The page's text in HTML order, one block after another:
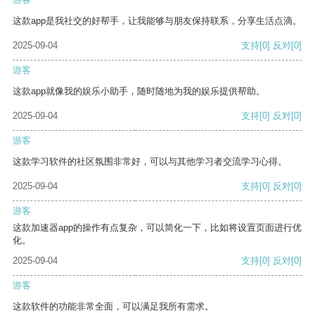
这款app是我社交的好帮手，让我能够与朋友保持联系，分享生活点滴。
2025-09-04 支持[0] 反对[0]
游客
这款app就像我的娱乐小助手，随时随地为我的娱乐提供帮助。
2025-09-04 支持[0] 反对[0]
游客
这款学习软件的社区氛围非常好，可以与其他学习者交流学习心得。
2025-09-04 支持[0] 反对[0]
游客
这款加速器app的操作有点复杂，可以简化一下，比如将设置页面进行优
化。
2025-09-04
支持[0] 反对[0]
游客
这款软件的功能非常全面，可以满足我所有需求。